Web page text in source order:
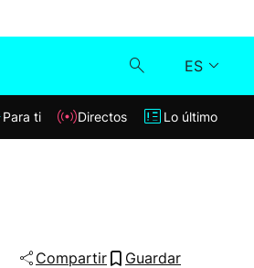
ES
Klisk
Para ti Directos Lo último
Compartir Guardar